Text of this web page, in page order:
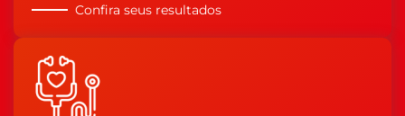
Confira seus resultados